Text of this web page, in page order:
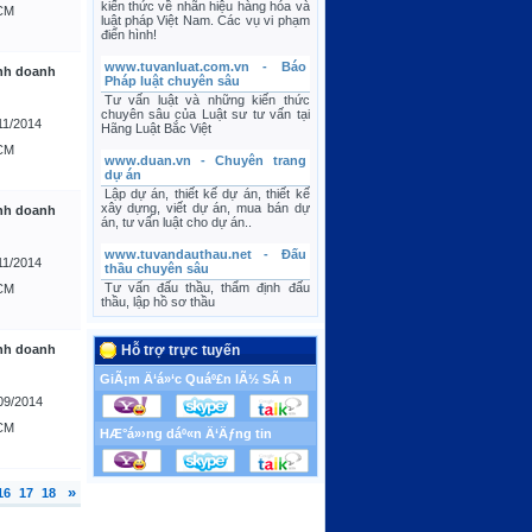
doanh
2014
doanh
2014
doanh
2014
17 18 »
kiến thức về nhãn hiệu hàng hóa và
luật pháp Việt Nam. Các vụ vi phạm
điển hình!
www.tuvanluat.com.vn - Báo
Pháp luật chuyên sâu
Tư vấn luật và những kiến thức
chuyên sâu của Luật sư tư vấn tại
Hãng Luật Bắc Việt
www.duan.vn - Chuyên trang
dự án
Lập dự án, thiết kế dự án, thiết kế
xây dựng, viết dự án, mua bán dự
án, tư vấn luật cho dự án..
www.tuvandauthau.net - Đấu
thầu chuyên sâu
Tư vấn đấu thầu, thẩm định đấu
thầu, lập hồ sơ thầu
Hỗ trợ trực tuyến
GiÃ¡m Ä‘á»‘c Quáº£n lÃ½ SÃ n
HÆ°á»›ng dáº«n Ä‘Äƒng tin